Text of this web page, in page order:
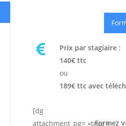
Prix par stagiaire :
140€ ttc
ou
189€ ttc avec
[dg
attachment_pg= »true »
Formez